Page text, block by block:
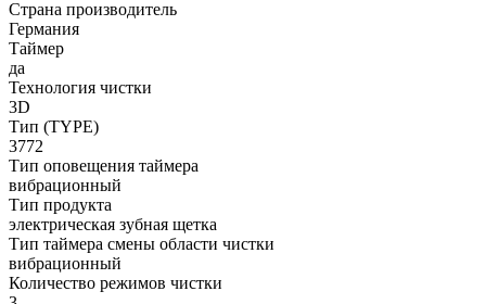
Страна производитель
Германия
Таймер
да
Технология чистки
3D
Тип (TYPE)
3772
Тип оповещения таймера
вибрационный
Тип продукта
электрическая зубная щетка
Тип таймера смены области чистки
вибрационный
Количество режимов чистки